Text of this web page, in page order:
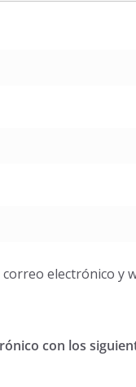
electrónico y
con los